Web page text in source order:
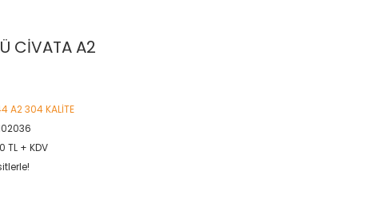
CİVATA A2
A2 304 KALİTE
TL + KDV